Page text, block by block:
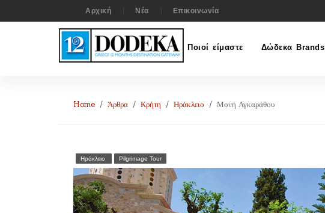
Αρχική Νέα Επικοινωνία
Ποιοί είμαστε Δώδεκα Brands
Home Άρθρα Κρήτη Ηράκλειο Μονή Αγκαράθου
Ηράκλειο Pilgrimage Tour